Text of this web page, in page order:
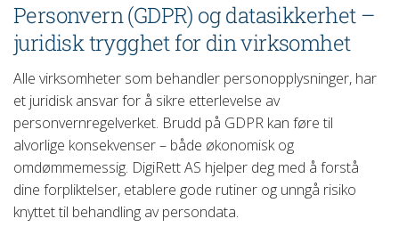
Personvern (GDPR) og datasikkerhet –
juridisk trygghet for din virksomhet
Alle virksomheter som behandler personopplysninger, har
et juridisk ansvar for å sikre etterlevelse av
personvernregelverket. Brudd på GDPR kan føre til
alvorlige konsekvenser – både økonomisk og
omdømmemessig. DigiRett AS hjelper deg med å forstå
dine forpliktelser, etablere gode rutiner og unngå risiko
knyttet til behandling av persondata.